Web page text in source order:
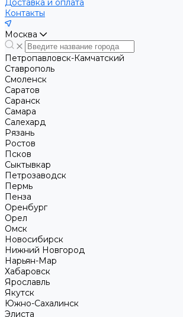
Доставка и оплата
Контакты
Москва
Петропавловск-Камчатский
Ставрополь
Смоленск
Саратов
Саранск
Самара
Салехард
Рязань
Ростов
Псков
Сыктывкар
Петрозаводск
Пермь
Пенза
Оренбург
Орел
Омск
Новосибирск
Нижний Новгород
Нарьян-Мар
Хабаровск
Ярославль
Якутск
Южно-Сахалинск
Элиста